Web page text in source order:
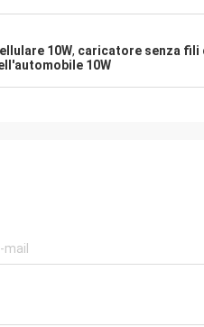
10W, caricatore senza fili
10W